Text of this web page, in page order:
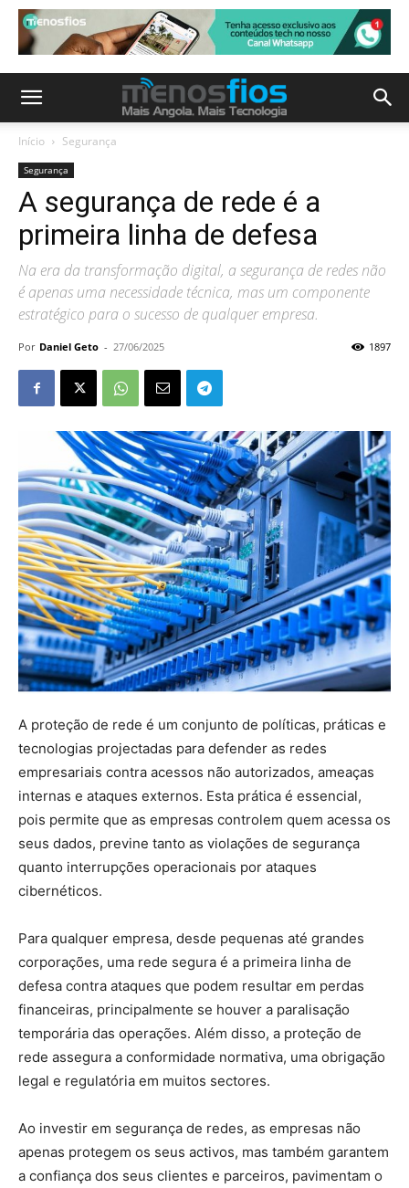
Início Segurança
Segurança
A segurança de rede é a
primeira linha de defesa
Na era da transformação digital, a segurança de redes não
é apenas uma necessidade técnica, mas um componente
estratégico para o sucesso de qualquer empresa.
Por Daniel Geto - 27/06/2025 1897
A proteção de rede é um conjunto de políticas, práticas e
tecnologias projectadas para defender as redes
empresariais contra acessos não autorizados, ameaças
internas e ataques externos. Esta prática é essencial,
pois permite que as empresas controlem quem acessa os
seus dados, previne tanto as violações de segurança
quanto interrupções operacionais por ataques
cibernéticos.
Para qualquer empresa, desde pequenas até grandes
corporações, uma rede segura é a primeira linha de
defesa contra ataques que podem resultar em perdas
financeiras, principalmente se houver a paralisação
temporária das operações. Além disso, a proteção de
rede assegura a conformidade normativa, uma obrigação
legal e regulatória em muitos sectores.
Ao investir em segurança de redes, as empresas não
apenas protegem os seus activos, mas também garantem
a confiança dos seus clientes e parceiros, pavimentam o